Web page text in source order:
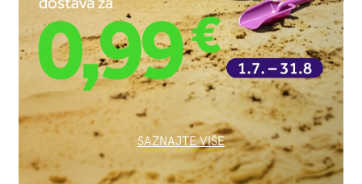
SAZNAJTE VIŠE